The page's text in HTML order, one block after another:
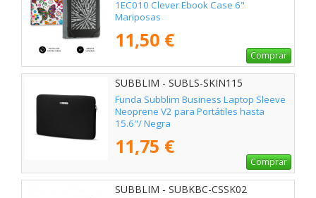
1EC010 Clever Ebook Case 6"
Mariposas
11,50 €
Comprar
SUBBLIM - SUBLS-SKIN115
Funda Subblim Business Laptop Sleeve
Neoprene V2 para Portátiles hasta
15.6"/ Negra
11,75 €
Comprar
SUBBLIM - SUBKBC-CSSK02